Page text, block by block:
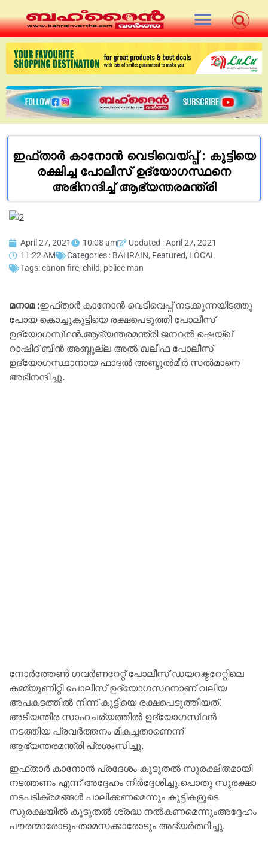
ഇഫ്‌താർ കാനോൻ വെടിവെയ്പ്പ് : കുട്ടിയെ
രക്ഷിച്ച പോലീസ് ഉദ്യോഗസ്ഥനെ
അഭിനന്ദിച്ച് ആഭ്യന്തരമന്ത്രി
April 27, 2021 10:08 am
Updated : April 27, 2021
11:22 AM
Categories : BAHRAIN, Featured, LOCAL
Tags:canon fire, child, police man
മനാമ :ഇഫ്താർ കാനോൻ വെടിവെപ്പ് നടക്കുന്നയിടത്തു
പോയ കൊച്ചുകുട്ടിയെ രക്ഷപെടുത്തി പോലീസ്
ഉദ്യോഗസ്‌ഥൻ.ആഭ്യന്തരമന്ത്രി ജനറൽ ഷെയ്ഖ്
റാഷിദ് ബിൻ അബ്ദുല്ല അൽ ഖലീഫ പോലീസ്
ഉദ്യോഗസ്ഥാനായ ഫാദൽ അബ്ദുൽമീർ സൽമാനെ
അഭിനന്ദിച്ചു.
നോർത്തേൺ ഗവർണറേറ്റ് പോലീസ് ഡയറക്ടറേറ്റിലെ
കമ്മ്യൂണിറ്റി പോലീസ് ഉദ്യോഗസ്ഥനാണ് വലിയ
അപകടത്തിൽ നിന്ന് കുട്ടിയെ രക്ഷപെടുത്തിയത്.
അടിയന്തിര സാഹചര്യത്തിൽ ഉദ്യോഗസ്‌ഥൻ
നടത്തിയ പ്രവർത്തനം മികച്ചതാണെന്ന്
ആഭ്യന്തരമന്ത്രി പ്രശംസിച്ചു.
ഇഫ്താർ കാനോൻ പ്രദേശം കൂടുതൽ സുരക്ഷിതമായി
നടത്തണം എന്ന് അദ്ദേഹം നിർദ്ദേശിച്ചു.പൊതു സുരക്ഷാ
നടപടിക്രമങ്ങൾ പാലിക്കണമെന്നും കുട്ടികളുടെ
സുരക്ഷയിൽ കൂടുതൽ ശ്രദ്ധ നൽകണമെന്നുംഅദ്ദേഹം
പൗരന്മാരോടും താമസക്കാരോടും അഭ്യർത്ഥിച്ചു.